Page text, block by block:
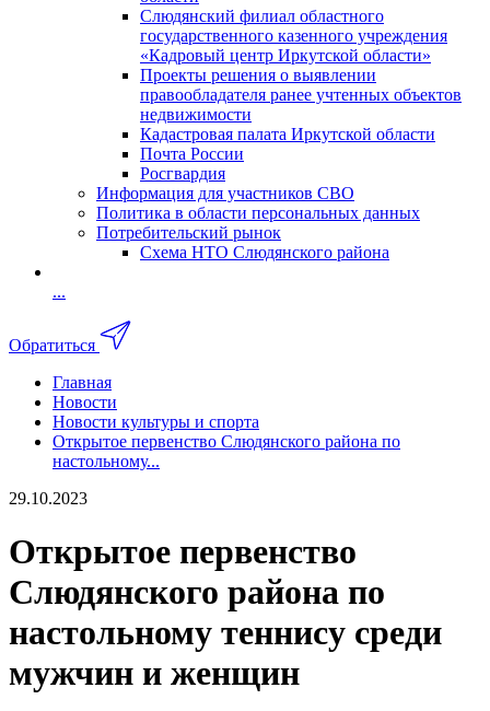
Слюдянский филиал областного
государственного казенного учреждения
«Кадровый центр Иркутской области»
Проекты решения о выявлении
правообладателя ранее учтенных объектов
недвижимости
Кадастровая палата Иркутской области
Почта России
Росгвардия
Информация для участников СВО
Политика в области персональных данных
Потребительский рынок
Схема НТО Слюдянского района
...
Обратиться
Главная
Новости
Новости культуры и спорта
Открытое первенство Слюдянского района по
настольному...
29.10.2023
Открытое первенство
Слюдянского района по
настольному теннису среди
мужчин и женщин